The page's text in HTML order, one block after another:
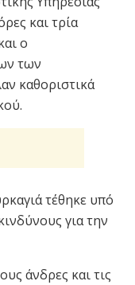
και τρία
ο
των
καθοριστικά
τέθηκε υπό
για την
άνδρες και τις